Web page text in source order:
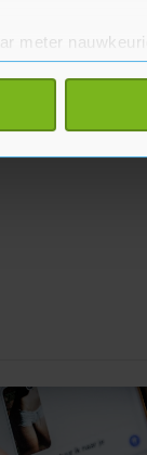
meter
voorkeuren in het